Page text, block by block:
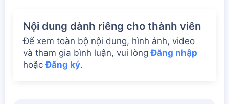
Nội dung dành riêng cho thành viên
Để xem toàn bộ nội dung, hình ảnh, video
và tham gia bình luận, vui lòngĐăng nhập
hoặcĐăng ký.